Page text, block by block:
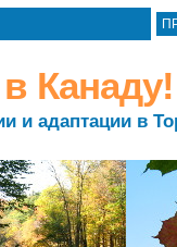
Канаду!
и адаптации в